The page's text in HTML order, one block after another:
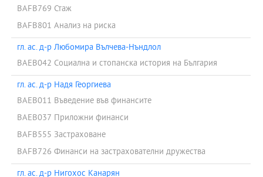
BAFB769 Стаж
BAFB801 Анализ на риска
гл. ас. д-р Любомира Вълчева-Нъндлол
BAEB042 Социална и стопанска история на България
гл. ас. д-р Надя Георгиева
BAEB011 Въведение във финансите
BAEB037 Приложни финанси
BAFB555 Застраховане
BAFB726 Финанси на застрахователни дружества
гл. ас. д-р Нигохос Канарян